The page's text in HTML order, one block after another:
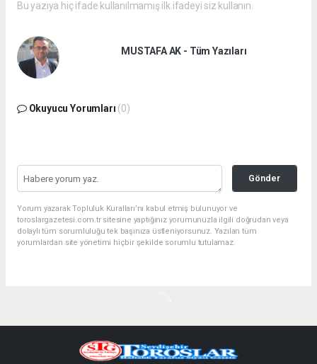
Bu yazıya hiç ifade kullanılmamış ilk ifadeyi siz kullanın.
MUSTAFA AK - Tüm Yazıları
Okuyucu Yorumları (0)
Gönder
Yorum yazarak Topluluk Kuralları’nı kabul etmiş bulunuyor ve
toroslargazetesi.com.tr sitesine yaptığınız yorumunuzla ilgili doğrudan veya
dolaylı tüm sorumluluğu tek başınıza üstleniyorsunuz. Yazılan tüm
yorumlardan site yönetimi hiçbir şekilde sorumlu tutulamaz.